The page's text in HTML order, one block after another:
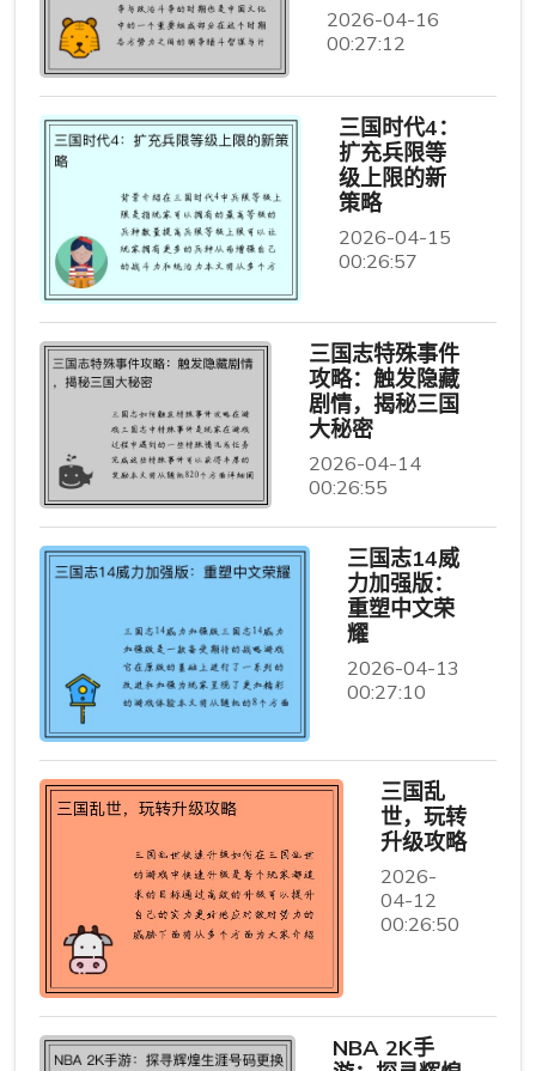
2026-04-16
00:27:12
三国时代4：
扩充兵限等
级上限的新
策略
2026-04-15
00:26:57
三国志特殊事件
攻略：触发隐藏
剧情，揭秘三国
大秘密
2026-04-14
00:26:55
三国志14威
力加强版：
重塑中文荣
耀
2026-04-13
00:27:10
三国乱
世，玩转
升级攻略
2026-
04-12
00:26:50
NBA 2K手